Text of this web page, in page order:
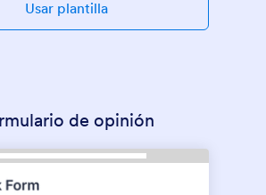
Usar plantilla
de opinión